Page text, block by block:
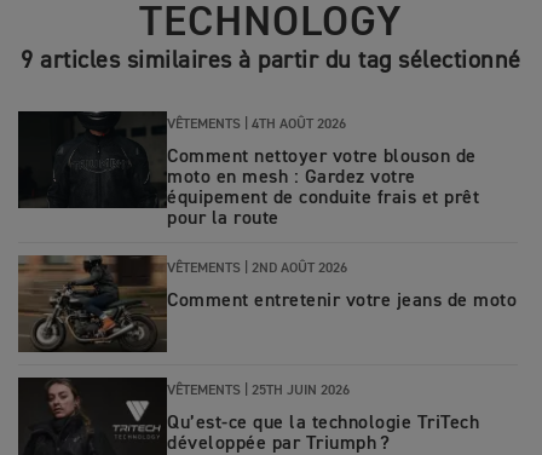
TECHNOLOGY
9 articles similaires à partir du tag sélectionné
VÊTEMENTS | 4TH AOÛT 2026
Comment nettoyer votre blouson de
moto en mesh : Gardez votre
équipement de conduite frais et prêt
pour la route
VÊTEMENTS | 2ND AOÛT 2026
Comment entretenir votre jeans de moto
VÊTEMENTS | 25TH JUIN 2026
Qu’est‑ce que la technologie TriTech
développée par Triumph ?